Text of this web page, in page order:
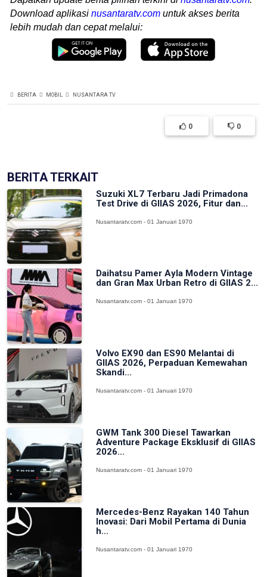
Download aplikasi nusantaratv.com untuk akses berita
lebih mudah dan cepat melalui:
BERITA MOBIL NUSANTARA TV
0 0
BERITA TERKAIT
Suzuki XL7 Terbaru Jadi Primadona
Test Drive di GIIAS 2026, Fitur dan...
Nusantaratv.com - 01 Januari 1970
Daihatsu Pamer Ayla Modern Vintage
dan Gran Max Urban Retro di GIIAS 2...
Nusantaratv.com - 01 Januari 1970
Volvo EX90 dan ES90 Melantai di
GIIAS 2026, Perpaduan Kemewahan
Skandi...
Nusantaratv.com - 01 Januari 1970
GWM Tank 300 Diesel Tawarkan
Adventure Package Eksklusif di GIIAS
2026...
Nusantaratv.com - 01 Januari 1970
Mercedes-Benz Rayakan 140 Tahun
Inovasi: Dari Mobil Pertama di Dunia
h...
Nusantaratv.com - 01 Januari 1970